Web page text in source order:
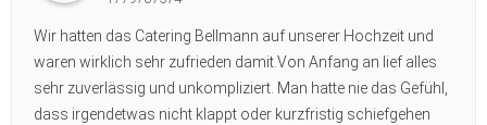
Wir hatten das Catering Bellmann auf unserer Hochzeit und
waren wirklich sehr zufrieden damit.Von Anfang an lief alles
sehr zuverlässig und unkompliziert. Man hatte nie das Gefühl,
dass irgendetwas nicht klappt oder kurzfristig schiefgehen